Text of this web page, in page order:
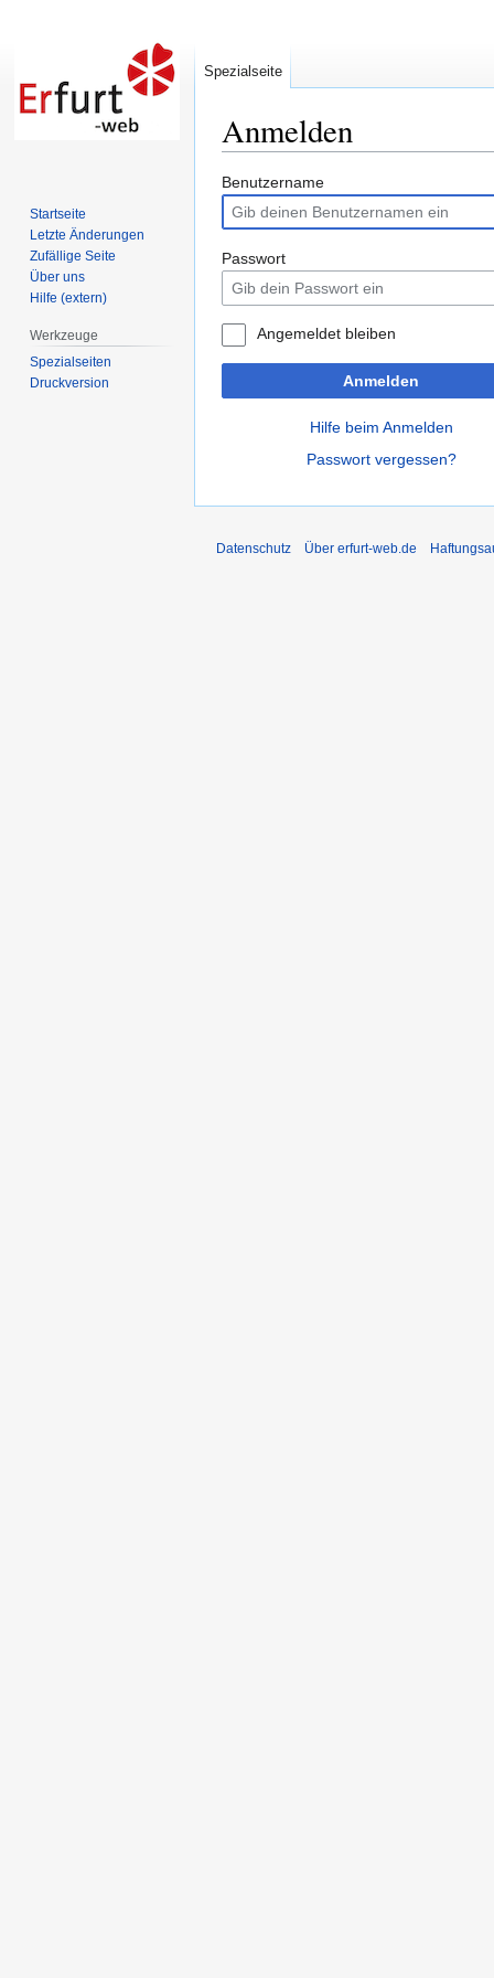
Anmelden
Zur
Navigation
springen
Zur
Suche
springen
Benutzername
Passwort
Angemeldet bleiben
Anmelden
Hilfe beim Anmelden
Passwort vergessen?
Spezialseite
Startseite
Letzte Änderungen
Zufällige Seite
Über uns
Hilfe (extern)
Werkzeuge
Spezialseiten
Druckversion
Datenschutz Über erfurt-web.de